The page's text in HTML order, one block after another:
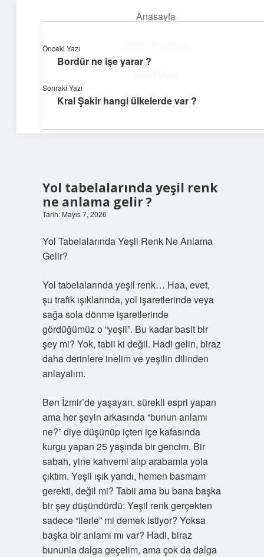
Anasayfa
Hakkımızda
Huzurlu Yaşam Tüyoları
Hayatına ferahlık katan öneriler!
Yol tabelalarında yeşil renk
ne anlama gelir ?
Tarih: Mayıs 7, 2026
Yol Tabelalarında Yeşil Renk Ne Anlama
Gelir?
Yol tabelalarında yeşil renk… Haa, evet,
şu trafik ışıklarında, yol işaretlerinde veya
sağa sola dönme işaretlerinde
gördüğümüz o “yeşil”. Bu kadar basit bir
şey mi? Yok, tabii ki değil. Hadi gelin, biraz
daha derinlere inelim ve yeşilin dilinden
anlayalım.
Ben İzmir’de yaşayan, sürekli espri yapan
ama her şeyin arkasında “bunun anlamı
ne?” diye düşünüp içten içe kafasında
kurgu yapan 25 yaşında bir gencim. Bir
sabah, yine kahvemi alıp arabamla yola
çıktım. Yeşil ışık yandı, hemen basmam
gerekti, değil mi? Tabii ama bu bana başka
bir şey düşündürdü: Yeşil renk gerçekten
sadece “ilerle” mi demek istiyor? Yoksa
başka bir anlamı mı var? Hadi, biraz
bununla dalga geçelim, ama çok da dalga
Önceki Yazı
Bordür ne işe yarar ?
Sonraki Yazı
Kral Şakir hangi ülkelerde var ?